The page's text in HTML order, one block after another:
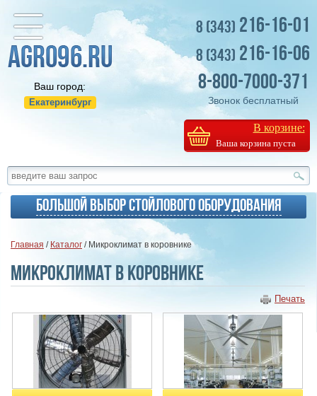
Ваш город:
Екатеринбург
8 (343) 216-16-01
8 (343) 216-16-06
8-800-7000-371
Звонок бесплатный
В корзине:
Ваша корзина пуста
Большой выбор стойлового оборудования
Главная / Каталог / Микроклимат в коровнике
Микроклимат в коровнике
Печать